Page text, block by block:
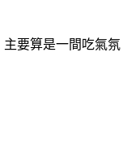
要算是一間吃氣氛